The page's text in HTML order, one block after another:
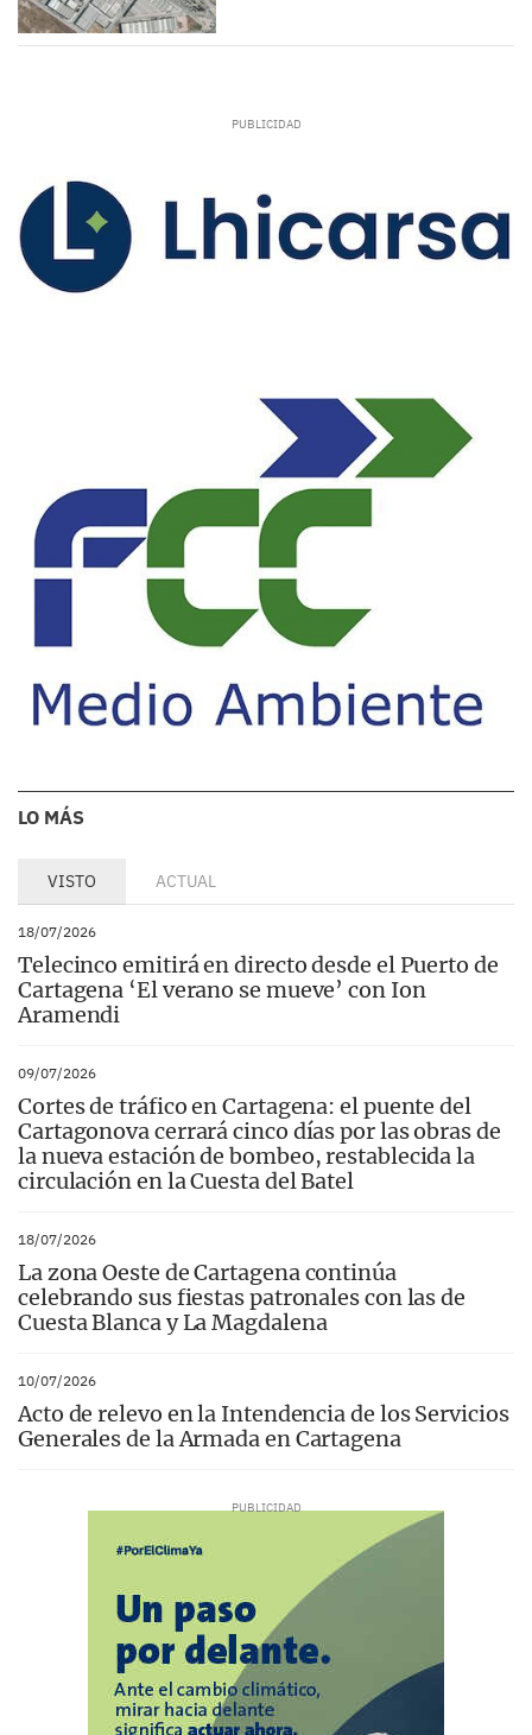
LO MÁS
VISTO ACTUAL
18/07/2026
Telecinco emitirá en directo desde el Puerto de
Cartagena ‘El verano se mueve’ con Ion
Aramendi
09/07/2026
Cortes de tráfico en Cartagena: el puente del
Cartagonova cerrará cinco días por las obras de
la nueva estación de bombeo, restablecida la
circulación en la Cuesta del Batel
18/07/2026
La zona Oeste de Cartagena continúa
celebrando sus fiestas patronales con las de
Cuesta Blanca y La Magdalena
10/07/2026
Acto de relevo en la Intendencia de los Servicios
Generales de la Armada en Cartagena